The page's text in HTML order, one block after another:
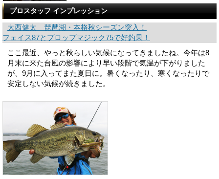
プロスタッフ インプレッション
大西健太 琵琶湖・本格秋シーズン突入！
フェイス87とプロップマジック75で好釣果！
ここ最近、やっと秋らしい気候になってきましたね。今年は8
月末に来た台風の影響により早い段階で気温が下がりました
が、9月に入ってまた夏日に。暑くなったり、寒くなったりで
安定しない気候が続きました。